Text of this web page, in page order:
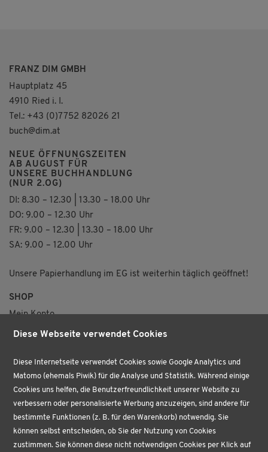
FRANZ DIM GMBH
Hauptplatz 45
4910 Ried i. I.
Tel.: +43 (0)7752 82026 21
buch@dim.at
NEUE ÖFFNUNGSZEITEN
AB AUGUST FÜR
UNSERE BUCHHANDLUNG
(NUR 2.OG)
DI: 8.30 – 12.30 | 13.30 – 18.00 Uhr
DO: 9.00 – 12.30 Uhr
FR: 9.00 – 12.30 | 13.30 – 18.00 Uhr
SA: 9.00 – 12.00 Uhr
Unsere Papierhandlung im EG ist weiterhin täglich geöffnet!
SHOP
Mein Konto
Merkzettel
VERTRAG WIDERRUFEN
VERTRAG WIDERRUFEN
AKTUELLES
BÜROPROFI
PAPETERIE
Diese Webseite verwendet Cookies
Diese Internetseite verwendet Cookies sowie Google Analytics und
Matomo (ehemals Piwik) für die Analyse und Statistik. Während einige
Cookies uns helfen, die Benutzerfreundlichkeit unserer Website zu
verbessern oder personalisierte Werbung anzuzeigen, sind andere für
bestimmte Funktionen (z. B. für den Warenkorb) notwendig. Sie
können selbst entscheiden, ob Sie der Nutzung von Cookies
zustimmen. Sie können diese nicht notwendigen Cookies per Klick auf